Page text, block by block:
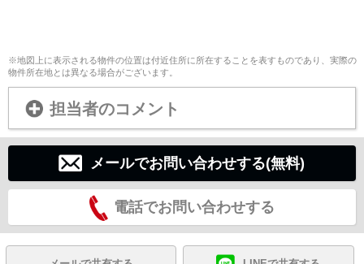
※地図上に表示される物件の位置は付近住所に所在することを表すものであり、実際の
物件所在地とは異なる場合がございます。
担当者のコメント
メールでお問い合わせする(無料)
電話でお問い合わせする